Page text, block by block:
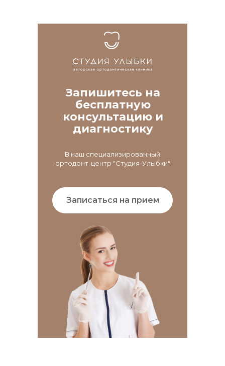
Запишитесь на
бесплатную
консультацию и
диагностику
В наш специализированный
ортодонт-центр "Студия-Улыбки"
Записаться на прием